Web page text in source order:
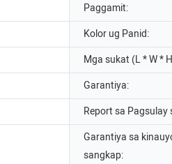
Paggamit:
Kolor ug Panid:
Mga sukat (L * W *
Garantiya:
Report sa Pagsulay
Garantiya sa
sangkap: